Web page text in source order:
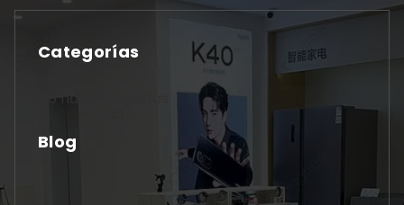
Categorías
No hay categorías
Blog